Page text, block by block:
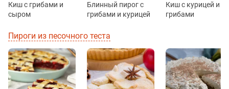
Киш с грибами и
сыром
Блинный пирог с
грибами и курицей
Киш с курицей и
грибами
Пироги из песочного теста